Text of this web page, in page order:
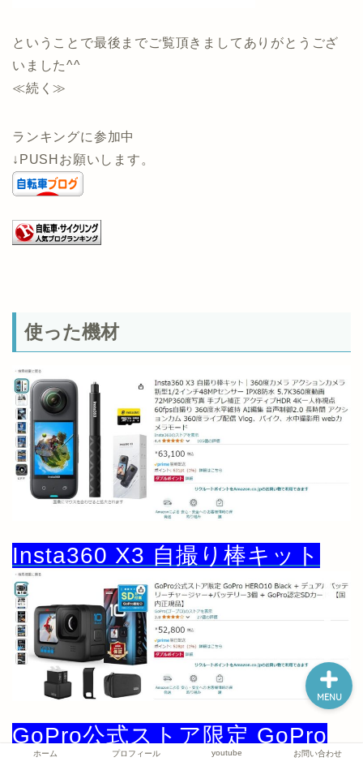
ということで最後までご覧頂きましてありがとうござ
いました^^
≪続く≫
ランキングに参加中
↓PUSHお願いします。
使った機材
Insta360 X3 自撮り棒キット
GoPro公式ストア限定 GoPro
ホーム プロフィール youtube お問い合わせ
MENU
プロフィール
youtube